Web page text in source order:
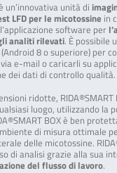
un’innovativa unità di
LFD per le micotossine in
software per
analiti rilevati. È possibile
8 o superiore) per
e-mail o caricarli su
dei dati di controllo qualità.
ridotte,
luogo, utilizzando la
BOX è ben
di misura ottimale
delle micotossine.
di analisi grazie alla sua
del flusso di lavoro.